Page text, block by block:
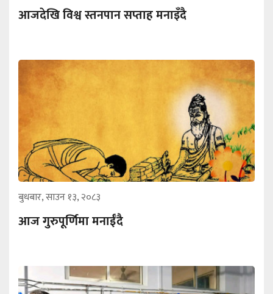
आजदेखि विश्व स्तनपान सप्ताह मनाइँदै
बुधबार, साउन १३, २०८३
आज गुरुपूर्णिमा मनाईँदै